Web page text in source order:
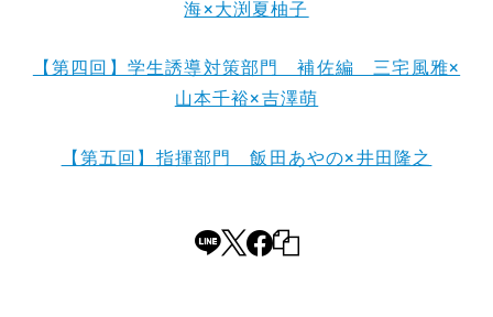
海×大渕夏柚子
【第四回】学生誘導対策部門 補佐編 三宅風雅×
山本千裕×吉澤萌
【第五回】指揮部門 飯田あやの×井田隆之